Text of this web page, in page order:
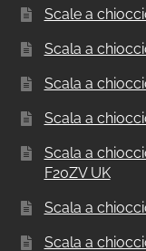
Scale a
Scala a
Scala a
Scala a
Scala a
F20ZV UK
Scala a
Scala a